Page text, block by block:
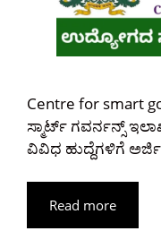
Centre for smart
ಸ್ಮಾರ್ಟ್ ಗವರ್ನನ್ಸ್
ವಿವಿಧ ಹುದ್ದೆಗಳಿಗೆ
Read more